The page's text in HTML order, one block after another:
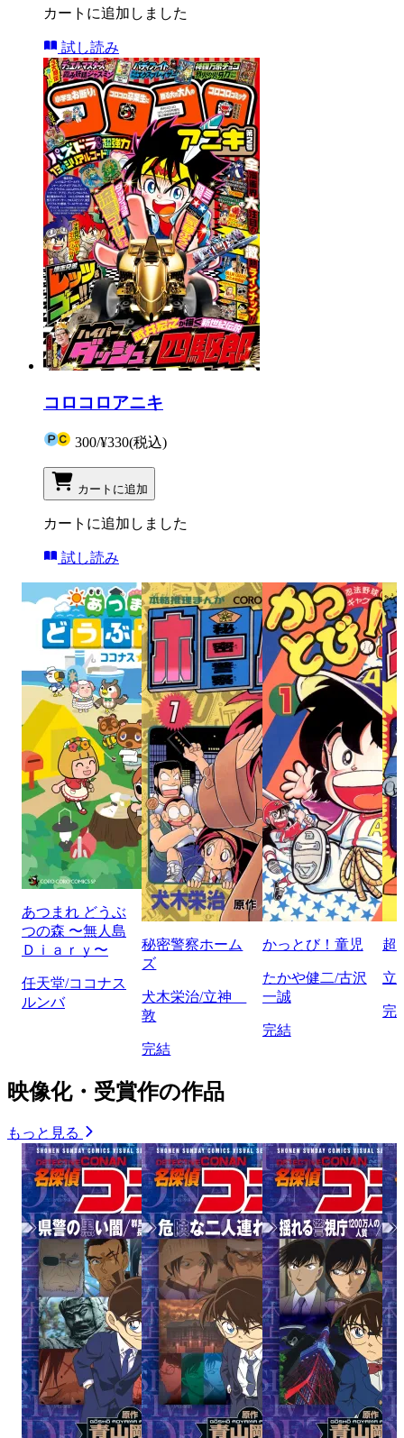
カートに追加しました
試し読み
コロコロアニキ
300/¥330(税込)
カートに追加
カートに追加しました
試し読み
あつまれ どうぶ
つの森 〜無人島
Ｄｉａｒｙ〜
任天堂/ココナス
ルンバ
秘密警察ホーム
ズ
犬木栄治/立神
敦
完結
かっとび！童児
たかや健二/古沢
一誠
完結
超
立
完
映像化・受賞作の作品
もっと見る